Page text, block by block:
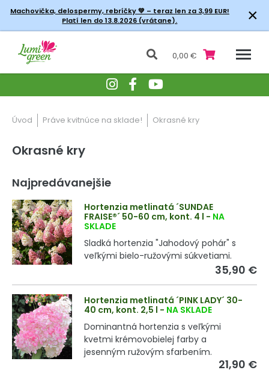
Machovička, delospermy, rebríčky💚 – teraz len za 3,99 EUR!
Platí len do 13.8.2026 (vrátane).
×
0,00 €
Úvod Práve kvitnúce na sklade! Okrasné kry
Okrasné kry
Najpredávanejšie
Hortenzia metlinatá ´SUNDAE
FRAISE®´ 50-60 cm, kont. 4 l - NA
SKLADE
Sladká hortenzia "Jahodový pohár" s
veľkými bielo-ružovými súkvetiami.
35,90 €
Hortenzia metlinatá ´PINK LADY´ 30-
40 cm, kont. 2,5 l - NA SKLADE
Dominantná hortenzia s veľkými
kvetmi krémovobielej farby a
jesenným ružovým sfarbením.
21,90 €